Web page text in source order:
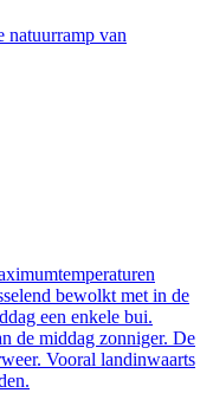
natuurramp van
bewolkt met in de
een enkele bui.
de middag zonniger. De
Vooral landinwaarts